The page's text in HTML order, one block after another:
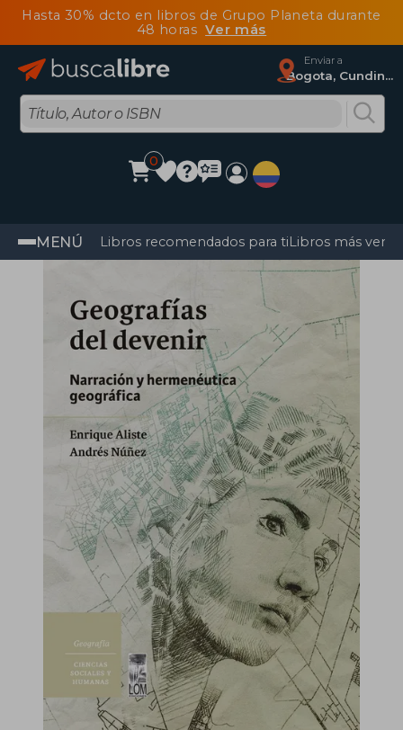
Hasta 30% dcto en libros de Grupo Planeta durante
48 horasVer más
Enviar a
Bogota, Cundinamarca
0
MENÚ Libros recomendados para tiLibros más